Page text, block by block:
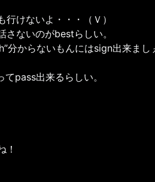
けないよ・・・（Ｖ）
ないのがbestらしい。
分からないもんにはsign出来まし
pass出来るらしい。
！